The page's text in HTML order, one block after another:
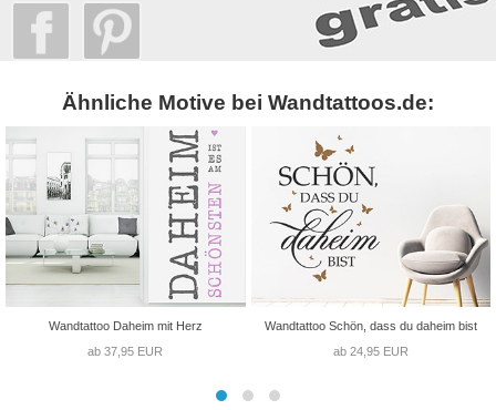
Ähnliche Motive bei Wandtattoos.de:
Wandtattoo Daheim mit Herz
ab 37,95 EUR
Wandtattoo Schön, dass du daheim bist
ab 24,95 EUR